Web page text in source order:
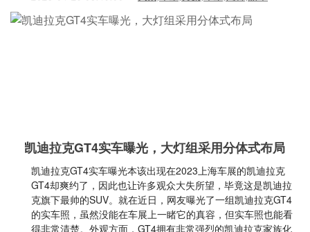
凯迪拉克GT4实车曝光，大灯组采用分体式布局
凯迪拉克GT4实车曝光本该出现在2023上海车展的凯迪拉克
GT4却爽约了，因此也让许多观众大失所望，毕竟这是凯迪拉
克旗下最帅的SUV。就在近日，网友曝光了一组凯迪拉克GT4
的实车照，虽然没能在车展上一睹它的真容，但实车照也能看
得非常清楚。外观方面，GT4拥有非常强烈的凯迪拉克家族化